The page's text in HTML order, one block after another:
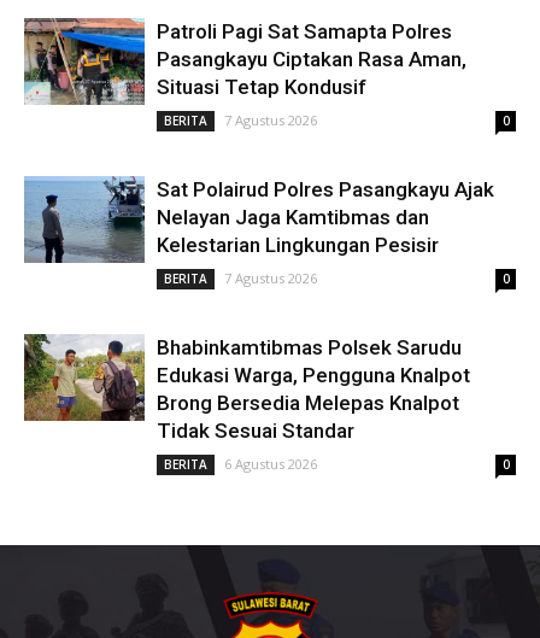
Patroli Pagi Sat Samapta Polres
Pasangkayu Ciptakan Rasa Aman,
Situasi Tetap Kondusif
BERITA 7 Agustus 2026 0
Sat Polairud Polres Pasangkayu Ajak
Nelayan Jaga Kamtibmas dan
Kelestarian Lingkungan Pesisir
BERITA 7 Agustus 2026 0
Bhabinkamtibmas Polsek Sarudu
Edukasi Warga, Pengguna Knalpot
Brong Bersedia Melepas Knalpot
Tidak Sesuai Standar
BERITA 6 Agustus 2026 0